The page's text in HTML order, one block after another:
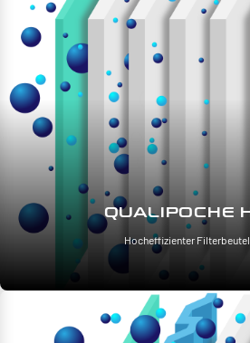
QUALIPOCHE
Hocheffizienter Filterbeutel